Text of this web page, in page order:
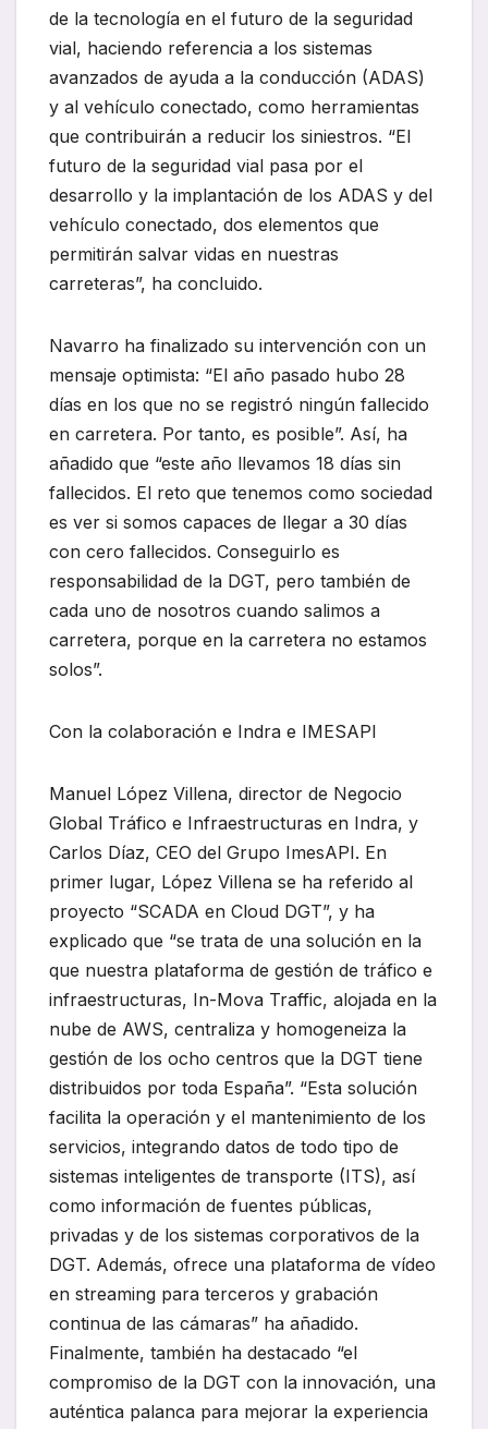
de la tecnología en el futuro de la seguridad
vial, haciendo referencia a los sistemas
avanzados de ayuda a la conducción (ADAS)
y al vehículo conectado, como herramientas
que contribuirán a reducir los siniestros. “El
futuro de la seguridad vial pasa por el
desarrollo y la implantación de los ADAS y del
vehículo conectado, dos elementos que
permitirán salvar vidas en nuestras
carreteras”, ha concluido.
Navarro ha finalizado su intervención con un
mensaje optimista: “El año pasado hubo 28
días en los que no se registró ningún fallecido
en carretera. Por tanto, es posible”. Así, ha
añadido que “este año llevamos 18 días sin
fallecidos. El reto que tenemos como sociedad
es ver si somos capaces de llegar a 30 días
con cero fallecidos. Conseguirlo es
responsabilidad de la DGT, pero también de
cada uno de nosotros cuando salimos a
carretera, porque en la carretera no estamos
solos”.
Con la colaboración e Indra e IMESAPI
Manuel López Villena, director de Negocio
Global Tráfico e Infraestructuras en Indra, y
Carlos Díaz, CEO del Grupo ImesAPI. En
primer lugar, López Villena se ha referido al
proyecto “SCADA en Cloud DGT”, y ha
explicado que “se trata de una solución en la
que nuestra plataforma de gestión de tráfico e
infraestructuras, In-Mova Traffic, alojada en la
nube de AWS, centraliza y homogeneiza la
gestión de los ocho centros que la DGT tiene
distribuidos por toda España”. “Esta solución
facilita la operación y el mantenimiento de los
servicios, integrando datos de todo tipo de
sistemas inteligentes de transporte (ITS), así
como información de fuentes públicas,
privadas y de los sistemas corporativos de la
DGT. Además, ofrece una plataforma de vídeo
en streaming para terceros y grabación
continua de las cámaras” ha añadido.
Finalmente, también ha destacado “el
compromiso de la DGT con la innovación, una
auténtica palanca para mejorar la experiencia